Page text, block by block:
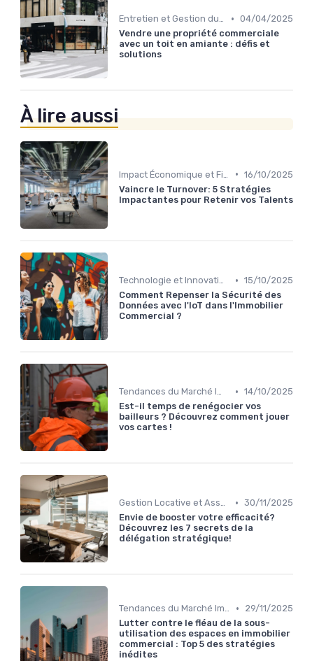
Entretien et Gestion du Risque Immobilier • 04/04/2025
Vendre une propriété commerciale
avec un toit en amiante : défis et
solutions
À lire aussi
• 16/10/2025
Vaincre le Turnover: 5 Stratégies
Impactantes pour Retenir vos Talents
Technologie et Innovation en Gestion Immobilière • 15/10/2025
Comment Repenser la Sécurité des
Données avec l'IoT dans l'Immobilier
Commercial ?
Tendances du Marché Immobilier Commercial • 14/10/2025
Est-il temps de renégocier vos
bailleurs ? Découvrez comment jouer
vos cartes !
Gestion Locative et Asset Management • 30/11/2025
Envie de booster votre efficacité?
Découvrez les 7 secrets de la
délégation stratégique!
Tendances du Marché Immobilier Commercial •
29/11/2025
Lutter contre le fléau de la sous-
utilisation des espaces en immobilier
commercial : Top 5 des stratégies
inédites